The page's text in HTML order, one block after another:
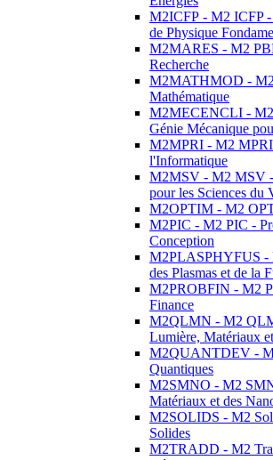
M2ICFP - M2 ICFP -
de Physique
M2MARES - M2
Recherche
M2MATHMOD -
Mathématique
M2MECENCLI -
Génie Mécanique
M2MPRI - M2 MPRI
l'Informatique
M2MSV - M2 MSV -
pour les Sciences du
M2OPTIM - M2
M2PIC - M2 PIC -
Conception
M2PLASPHYFUS -
des Plasmas et de la
M2PROBFIN - M2
Finance
M2QLMN - M2
Lumière, Matériaux
M2QUANTDEV -
Quantiques
M2SMNO - M2
Matériaux et des
M2SOLIDS - M2
Solides
M2TRADD - M2